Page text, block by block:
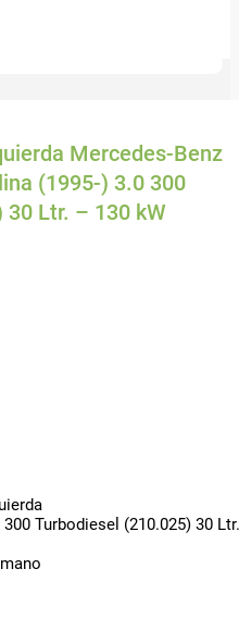
Mercedes-Benz
(1995-) 3.0 300
Ltr. – 130 kW
Turbodiesel (210.025) 30 Ltr.